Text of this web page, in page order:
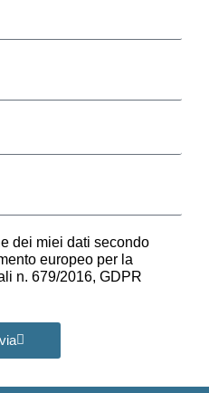
dei miei dati secondo
europeo per la
n. 679/2016, GDPR